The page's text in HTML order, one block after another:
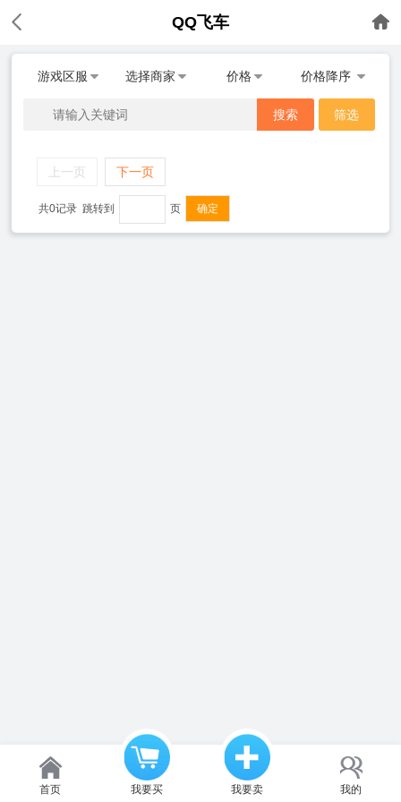
QQ飞车
游戏区服 选择商家 价格 价格降序
搜索 筛选
上一页 下一页
共0记录 跳转到 页
首页 我要买 我要卖 我的